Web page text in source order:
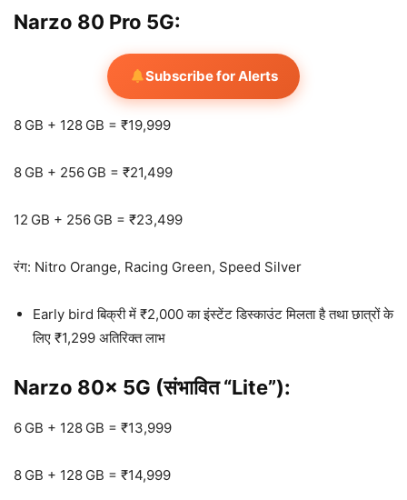
Narzo 80 Pro 5G:
Subscribe for Alerts
8 GB + 128 GB = ₹19,999
8 GB + 256 GB = ₹21,499
12 GB + 256 GB = ₹23,499
रंग: Nitro Orange, Racing Green, Speed Silver
Early bird बिक्री में ₹2,000 का इंस्टेंट डिस्काउंट मिलता है तथा छात्रों के
लिए ₹1,299 अतिरिक्त लाभ
Narzo 80x 5G (संभावित “Lite”):
6 GB + 128 GB = ₹13,999
8 GB + 128 GB = ₹14,999